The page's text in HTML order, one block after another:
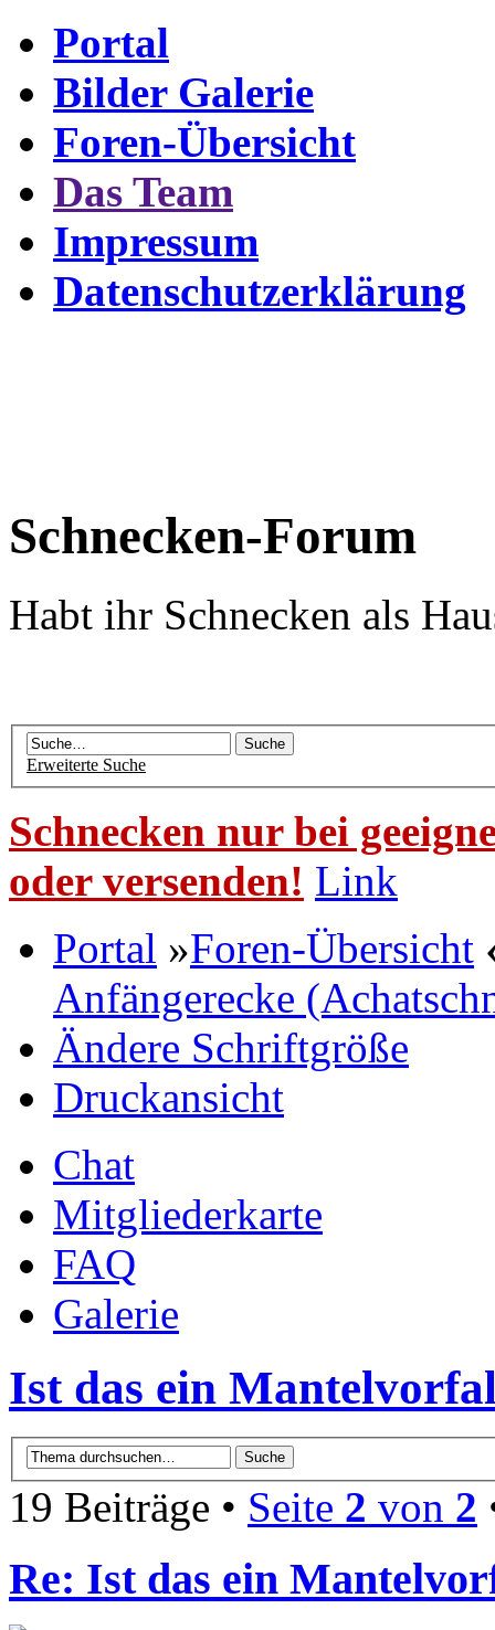
Portal
Bilder Galerie
Foren-Übersicht
Das Team
Impressum
Datenschutzerklärung
Schnecken-Forum
Habt ihr Schnecken als
Erweiterte Suche
Schnecken nur bei
oder versenden! Link
Portal »Foren-Übersicht
Anfängerecke
Ändere Schriftgröße
Druckansicht
Chat
Mitgliederkarte
FAQ
Galerie
Ist das ein
19 Beiträge • Seite 2 von 2
Re: Ist das ein